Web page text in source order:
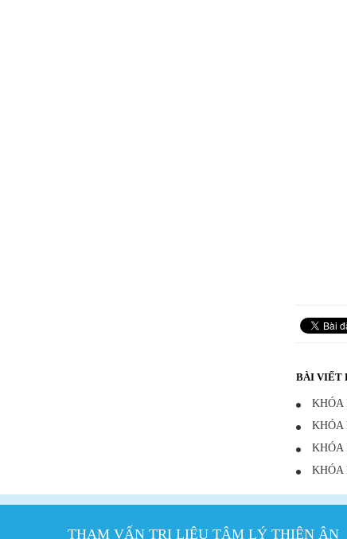
BÀI VIẾT
KHÓA
KHÓA
KHÓA
KHÓA
THAM VẤN TRỊ LIỆU TÂM LÝ THIÊN ÂN